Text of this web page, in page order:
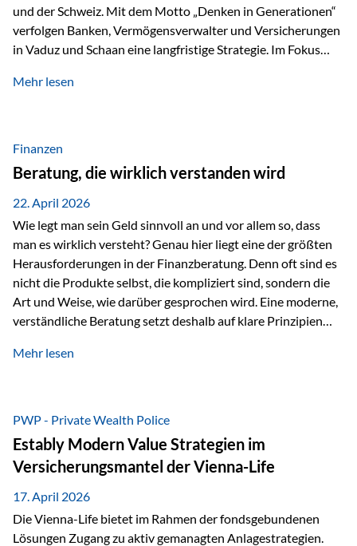
und der Schweiz. Mit dem Motto „Denken in Generationen“
verfolgen Banken, Vermögensverwalter und Versicherungen
in Vaduz und Schaan eine langfristige Strategie. Im Fokus
Marktzugang Liechtenstein hat sich in den letzten Jahren zu
verfügbaren Kennzahlen (Stand Ende 2024, veröffentlicht
2025/2026)…
Mehr lesen
Finanzen
Beratung, die wirklich verstanden wird
22. April 2026
Wie legt man sein Geld sinnvoll an und vor allem so, dass
man es wirklich versteht? Genau hier liegt eine der größten
Herausforderungen in der Finanzberatung. Denn oft sind es
nicht die Produkte selbst, die kompliziert sind, sondern die
Art und Weise, wie darüber gesprochen wird. Eine moderne,
verständliche Beratung setzt deshalb auf klare Prinzipien
fünf zentrale Faktoren: eine saubere Struktur, breite
diesem Thema liefern unter anderem die praxisnahen
Ansätze von Finanzexperte Klaus Rost, der seit vielen Jahren
für eine verständliche und…
Mehr lesen
PWP - Private Wealth Police
Estably Modern Value Strategien im
Versicherungsmantel der Vienna-Life
17. April 2026
Die Vienna-Life bietet im Rahmen der fondsgebundenen
Lösungen Zugang zu aktiv gemanagten Anlagestrategien.